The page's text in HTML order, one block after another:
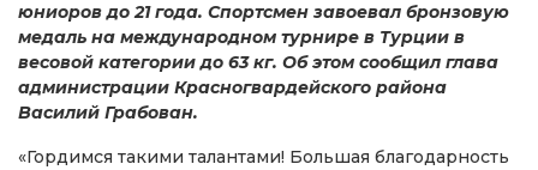
юниоров до 21 года. Спортсмен завоевал бронзовую
медаль на международном турнире в Турции в
весовой категории до 63 кг. Об этом сообщил глава
администрации Красногвардейского района
Василий Грабован.
«Гордимся такими талантами! Большая благодарность